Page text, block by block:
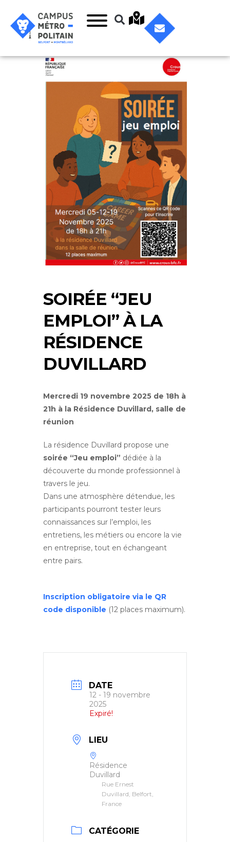
SOIRÉE “JEU
EMPLOI” À LA
RÉSIDENCE
DUVILLARD
Mercredi 19 novembre 2025 de 18h à
21h à la Résidence Duvillard, salle de
réunion
La résidence Duvillard propose une
soirée “Jeu emploi” dédiée à la
découverte du monde professionnel à
travers le jeu.
Dans une atmosphère détendue, les
participants pourront tester leurs
connaissances sur l’emploi, les
entretiens, les métiers ou encore la vie
en entreprise, tout en échangeant
entre pairs.
Inscription obligatoire via le QR
code disponible (12 places maximum).
DATE
12 - 19 novembre
2025
Expiré!
LIEU
Résidence
Duvillard
Rue Ernest
Duvillard, Belfort,
France
CATÉGORIE